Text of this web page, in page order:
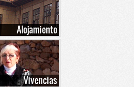
Alojamiento
Vivencias